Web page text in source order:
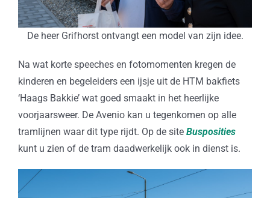
De heer Grifhorst ontvangt een model van zijn idee.
Na wat korte speeches en fotomomenten kregen de
kinderen en begeleiders een ijsje uit de HTM bakfiets
‘Haags Bakkie’ wat goed smaakt in het heerlijke
voorjaarsweer. De Avenio kan u tegenkomen op alle
tramlijnen waar dit type rijdt. Op de site Busposities
kunt u zien of de tram daadwerkelijk ook in dienst is.